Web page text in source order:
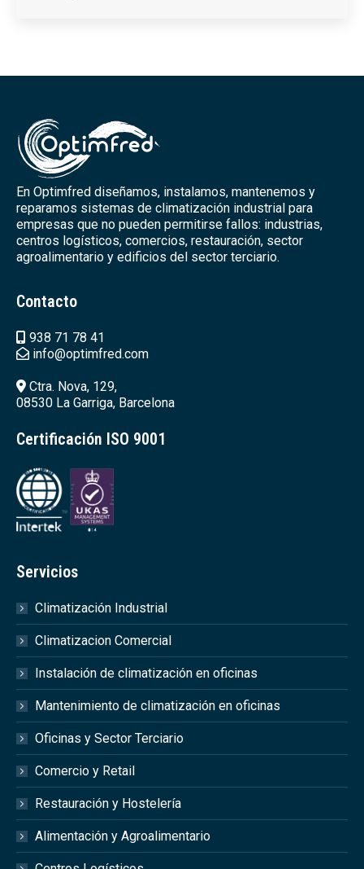
En Optimfred diseñamos, instalamos, mantenemos y
reparamos sistemas de climatización industrial para
empresas que no pueden permitirse fallos: industrias,
centros logísticos, comercios, restauración, sector
agroalimentario y edificios del sector terciario.
Contacto
938 71 78 41
info@optimfred.com
Ctra. Nova, 129,
08530 La Garriga, Barcelona
Certificación ISO 9001
Servicios
Climatización Industrial
Climatizacion Comercial
Instalación de climatización en oficinas
Mantenimiento de climatización en oficinas
Oficinas y Sector Terciario
Comercio y Retail
Restauración y Hostelería
Alimentación y Agroalimentario